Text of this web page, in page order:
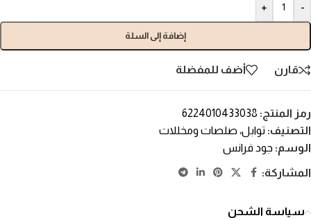
-
+
إضافة إلى السلة
قارن أضف للمفضلة
رمز المنتج: 6224010433038
التصنيف: توابل، صلصات ومخللات
الوسم: جود فرانس
المشاركة:
سياسة الشحن